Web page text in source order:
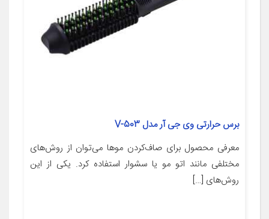
برس حرارتی وی جی آر مدل V-503
معرفی محصول برای صاف‌کردن موها می‌توان از روش‌های
مختلفی مانند اتو مو یا سشوار استفاده کرد. یکی از این
روش‌های […]